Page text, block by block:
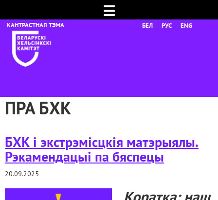
☰
БЕЛ РУС ENG
ПРА БХК
БХК і экстрэмісцкія матэрыялы.
Рэкамендацыі па бяспецы
20.09.2025